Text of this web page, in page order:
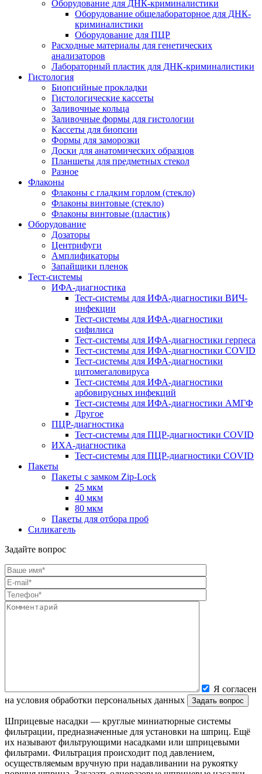
Оборудование для ДНК-криминалистики
Оборудование общелабораторное для ДНК-
криминалистики
Оборудование для ПЦР
Расходные материалы для генетических
анализаторов
Лабораторный пластик для ДНК-криминалистики
Гистология
Биопсийные прокладки
Гистологические кассеты
Заливочные кольца
Заливочные формы для гистологии
Кассеты для биопсии
Формы для заморозки
Доски для анатомических образцов
Планшеты для предметных стекол
Разное
Флаконы
Флаконы с гладким горлом (стекло)
Флаконы винтовые (стекло)
Флаконы винтовые (пластик)
Оборудование
Дозаторы
Центрифуги
Амплификаторы
Запайщики пленок
Тест-системы
ИФА-диагностика
Тест-системы для ИФА-диагностики ВИЧ-
инфекции
Тест-системы для ИФА-диагностики
сифилиса
Тест-системы для ИФА-диагностики герпеса
Тест-системы для ИФА-диагностики COVID
Тест-системы для ИФА-диагностики
цитомегаловируса
Тест-системы для ИФА-диагностики
арбовирусных инфекций
Тест-системы для ИФА-диагностики АМГФ
Другое
ПЦР-диагностика
Тест-системы для ПЦР-диагностики COVID
ИХА-диагностика
Тест-системы для ПЦР-диагностики COVID
Пакеты
Пакеты с замком Zip-Lock
25 мкм
40 мкм
80 мкм
Пакеты для отбора проб
Силикагель
Задайте вопрос
Я согласен
на условия обработки персональных данных
Шприцевые насадки — круглые миниатюрные системы
фильтрации, предназначенные для установки на шприц. Ещё
их называют фильтрующими насадками или шприцевыми
фильтрами. Фильтрация происходит под давлением,
осуществляемым вручную при надавливании на рукоятку